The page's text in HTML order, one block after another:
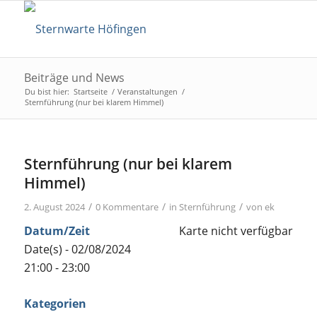
Beiträge und News
Du bist hier: Startseite / Veranstaltungen /
Sternführung (nur bei klarem Himmel)
Sternführung (nur bei klarem
Himmel)
2. August 2024 / 0 Kommentare / in Sternführung / von ek
Karte nicht verfügbar
Datum/Zeit
Date(s) - 02/08/2024
21:00 - 23:00
Kategorien